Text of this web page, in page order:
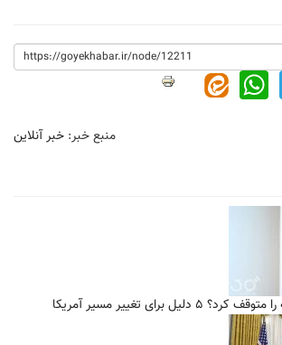
Telegram
WhatsApp
منبع خبر: خبر آنلاین
برای تغییر مسیر آمریکا